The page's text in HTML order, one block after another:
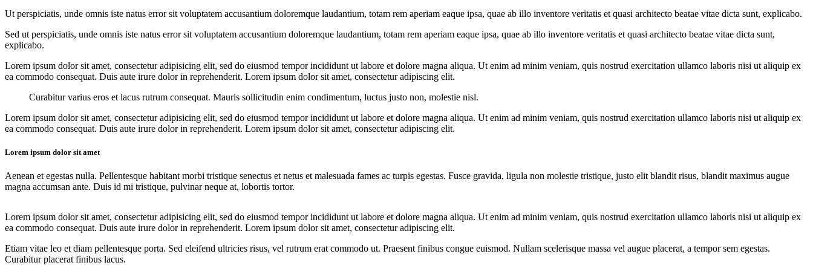
Ut perspiciatis, unde omnis iste natus error sit voluptatem accusantium doloremque laudantium, totam rem aperiam eaque ipsa, quae ab illo inventore veritatis et quasi architecto beatae vitae dicta sunt, explicabo.
Sed ut perspiciatis, unde omnis iste natus error sit voluptatem accusantium doloremque laudantium, totam rem aperiam eaque ipsa, quae ab illo inventore veritatis et quasi architecto beatae vitae dicta sunt,
explicabo.
Lorem ipsum dolor sit amet, consectetur adipisicing elit, sed do eiusmod tempor incididunt ut labore et dolore magna aliqua. Ut enim ad minim veniam, quis nostrud exercitation ullamco laboris nisi ut aliquip ex
ea commodo consequat. Duis aute irure dolor in reprehenderit. Lorem ipsum dolor sit amet, consectetur adipiscing elit.
Curabitur varius eros et lacus rutrum consequat. Mauris sollicitudin enim condimentum, luctus justo non, molestie nisl.
Lorem ipsum dolor sit amet, consectetur adipisicing elit, sed do eiusmod tempor incididunt ut labore et dolore magna aliqua. Ut enim ad minim veniam, quis nostrud exercitation ullamco laboris nisi ut aliquip ex
ea commodo consequat. Duis aute irure dolor in reprehenderit. Lorem ipsum dolor sit amet, consectetur adipiscing elit.
Lorem ipsum dolor sit amet
Aenean et egestas nulla. Pellentesque habitant morbi tristique senectus et netus et malesuada fames ac turpis egestas. Fusce gravida, ligula non molestie tristique, justo elit blandit risus, blandit maximus augue
magna accumsan ante. Duis id mi tristique, pulvinar neque at, lobortis tortor.
Lorem ipsum dolor sit amet, consectetur adipisicing elit, sed do eiusmod tempor incididunt ut labore et dolore magna aliqua. Ut enim ad minim veniam, quis nostrud exercitation ullamco laboris nisi ut aliquip ex
ea commodo consequat. Duis aute irure dolor in reprehenderit. Lorem ipsum dolor sit amet, consectetur adipiscing elit.
Etiam vitae leo et diam pellentesque porta. Sed eleifend ultricies risus, vel rutrum erat commodo ut. Praesent finibus congue euismod. Nullam scelerisque massa vel augue placerat, a tempor sem egestas.
Curabitur placerat finibus lacus.